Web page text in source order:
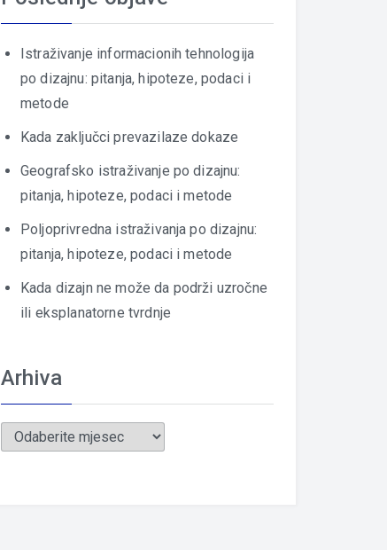
Istraživanje informacionih tehnologija
po dizajnu: pitanja, hipoteze, podaci i
metode
Kada zaključci prevazilaze dokaze
Geografsko istraživanje po dizajnu:
pitanja, hipoteze, podaci i metode
Poljoprivredna istraživanja po dizajnu:
pitanja, hipoteze, podaci i metode
Kada dizajn ne može da podrži uzročne
ili eksplanatorne tvrdnje
Arhiva
Arhiva